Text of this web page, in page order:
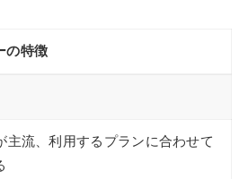
の特徴
主流、利用するプランに合わせて